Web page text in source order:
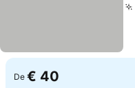
De € 40